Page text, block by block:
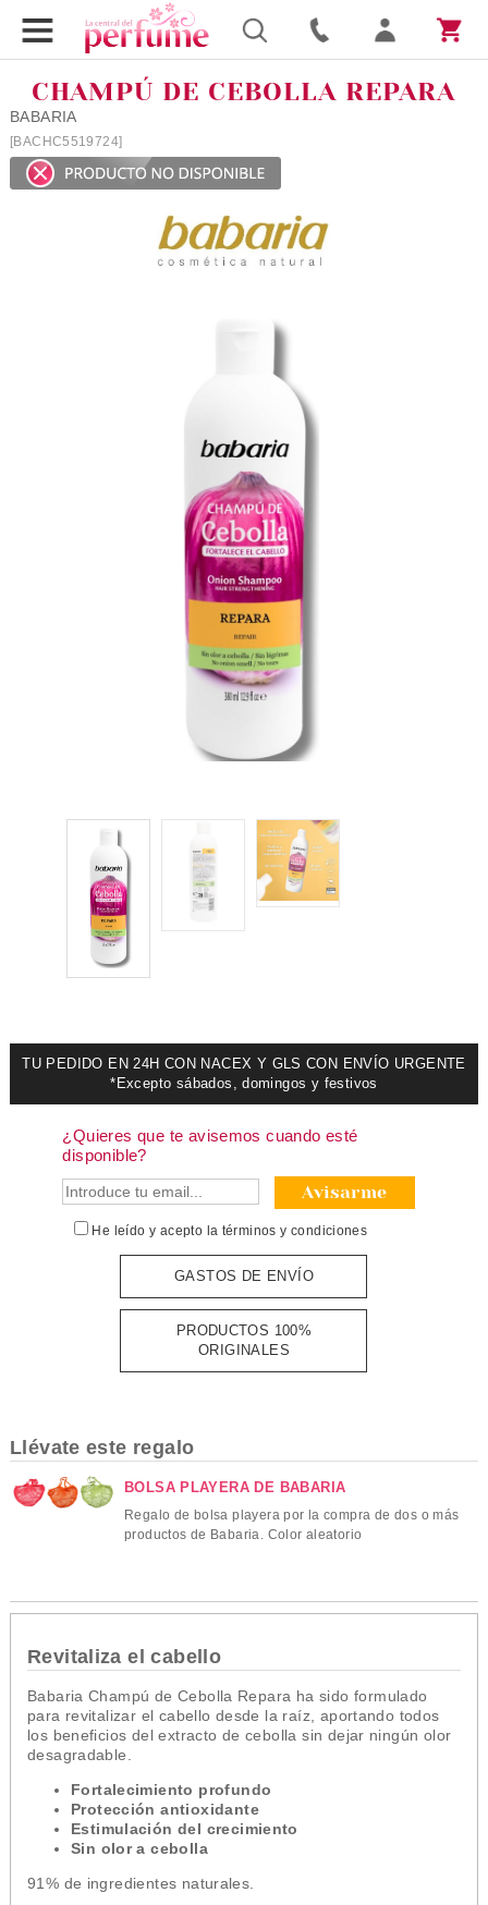
CHAMPÚ DE CEBOLLA REPARA
BABARIA
[BACHC5519724]
TU PEDIDO EN 24H CON NACEX Y GLS CON ENVÍO URGENTE
*Excepto sábados, domingos y festivos
¿Quieres que te avisemos cuando esté
disponible?
Avisarme
He leído y acepto la términos y condiciones
GASTOS DE ENVÍO
PRODUCTOS 100%
ORIGINALES
Llévate este regalo
BOLSA PLAYERA DE BABARIA
Regalo de bolsa playera por la compra de dos o más
productos de Babaria. Color aleatorio
Revitaliza el cabello
Babaria Champú de Cebolla Repara ha sido formulado
para revitalizar el cabello desde la raíz, aportando todos
los beneficios del extracto de cebolla sin dejar ningún olor
desagradable.
Fortalecimiento profundo
Protección antioxidante
Estimulación del crecimiento
Sin olor a cebolla
91% de ingredientes naturales.